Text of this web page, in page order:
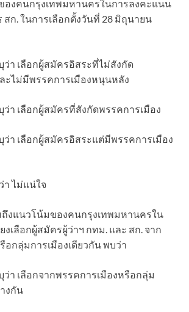
องคนกรุงเทพมหานครในการลงคะแนน
สก. ในการเลือกตั้งวันที่ 28 มิถุนายน
ว่า เลือกผู้สมัครอิสระที่ไม่สังกัด
ะไม่มีพรรคการเมืองหนุนหลัง
ว่า เลือกผู้สมัครที่สังกัดพรรคการเมือง
ว่า เลือกผู้สมัครอิสระแต่มีพรรคการเมือง
า ไม่แน่ใจ
งแนวโน้มของคนกรุงเทพมหานครใน
งเลือกผู้สมัครผู้ว่าฯ กทม. และ สก. จาก
อกลุ่มการเมืองเดียวกัน พบว่า
ว่า เลือกจากพรรคการเมืองหรือกลุ่ม
งกัน